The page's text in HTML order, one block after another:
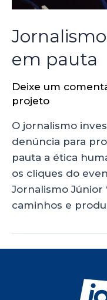
em pauta
Deixe um
projeto
O jornalismo
denúncia para
pauta a ética
os cliques do
Jornalismo Júnior
caminhos e